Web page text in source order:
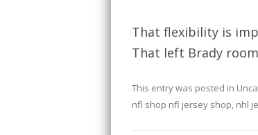
That flexibility is
That left Brady
This entry was posted in
nfl shop nfl jersey shop, nhl